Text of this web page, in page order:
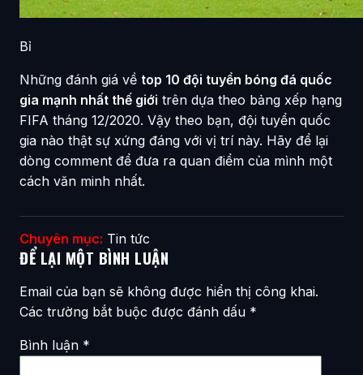
Bỉ
Những đánh giá về top 10 đội tuyển bóng đá quốc
gia mạnh nhất thế giới trên dựa theo bảng xếp hạng
FIFA tháng 12/2020. Vậy theo bạn, đội tuyển quốc
gia nào thật sự xứng đáng với vị trí này. Hãy để lại
dòng comment để đưa ra quan điểm của mình một
cách văn minh nhất.
Chuyên mục: Tin tức
ĐỂ LẠI MỘT BÌNH LUẬN
Email của bạn sẽ không được hiển thị công khai.
Các trường bắt buộc được đánh dấu *
Bình luận *